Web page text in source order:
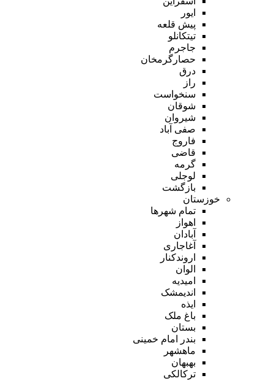
ایور
پیش قلعه
تیتکانلو
جاجرم
حصارگرمخان
درق
راز
سنخواست
شوقان
شیروان
صفی آباد
فاروج
قاضی
گرمه
لوجلی
بازگشت
خوزستان
تمام شهر‌ها
اهواز
آبادان
آغاجاری
اروندکنار
الوان
امیدیه
اندیمشک
ایذه
باغ ملک
بستان
بندر امام خمینی
ماهشهر
بهبهان
ترکالکی